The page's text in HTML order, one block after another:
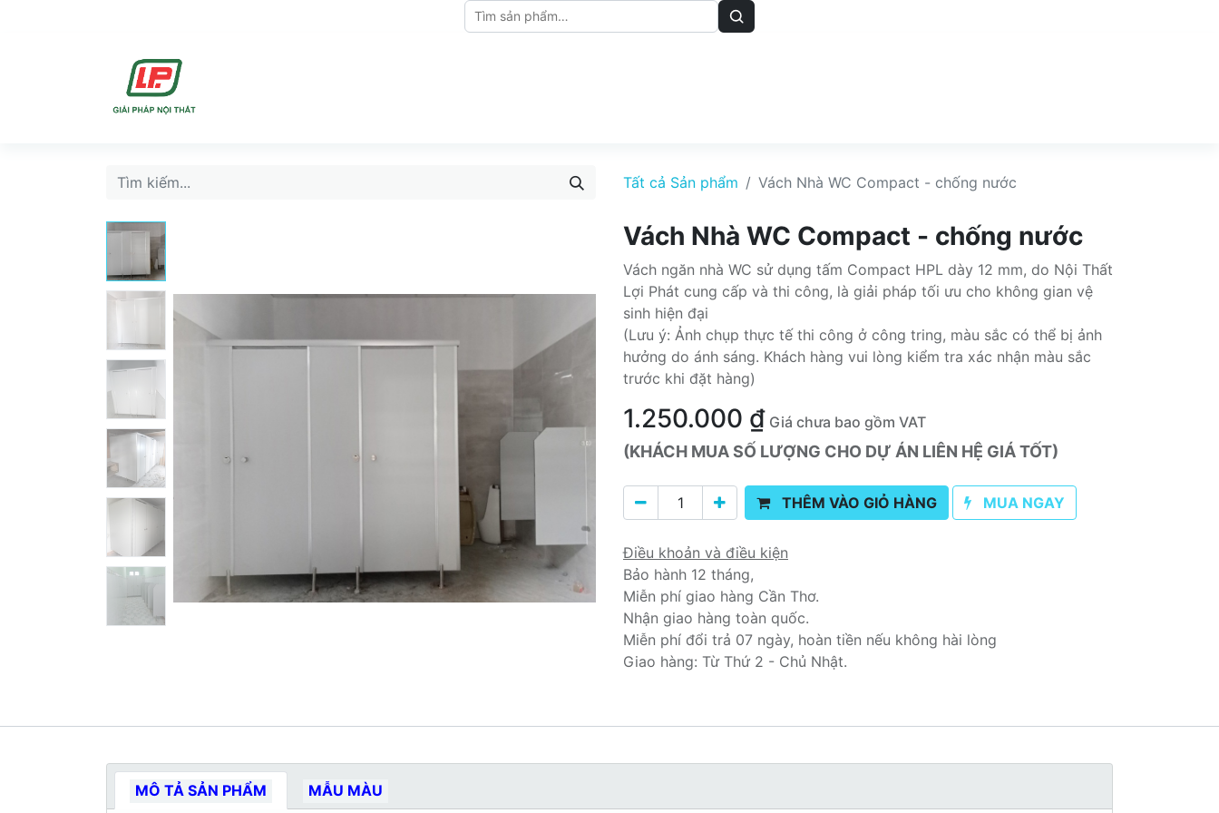
Tất cả Sản phẩm Vách Nhà WC Compact - chống nước
Vách Nhà WC Compact - chống nước
Vách ngăn nhà WC sử dụng tấm Compact HPL dày 12 mm, do Nội Thất
Lợi Phát cung cấp và thi công, là giải pháp tối ưu cho không gian vệ
sinh hiện đại
(Lưu ý: Ảnh chụp thực tế thi công ở công tring, màu sắc có thể bị ảnh
hưởng do ánh sáng. Khách hàng vui lòng kiểm tra xác nhận màu sắc
trước khi đặt hàng)
1.250.000 ₫ Giá chưa bao gồm VAT
(KHÁCH MUA SỐ LƯỢNG CHO DỰ ÁN LIÊN HỆ GIÁ TỐT)
THÊM VÀO GIỎ HÀNG MUA NGAY
Điều khoản và điều kiện
Bảo hành 12 tháng,
Miễn phí giao hàng Cần Thơ.
Nhận giao hàng toàn quốc.
Miễn phí đổi trả 07 ngày, hoàn tiền nếu không hài lòng
Giao hàng: Từ Thứ 2 - Chủ Nhật.
MÔ TẢ SẢN PHẨM MẪU MÀU